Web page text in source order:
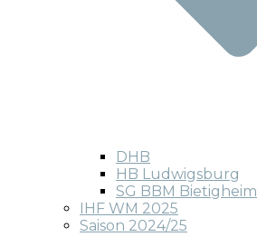
DHB
HB Ludwigsburg
SG BBM Bietigheim
IHF WM 2025
Saison 2024/25